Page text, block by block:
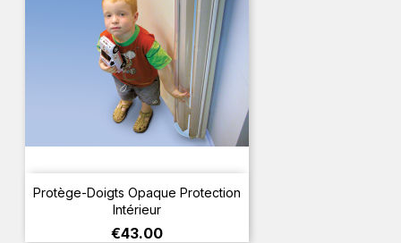
Protège-Doigts Opaque Protection
Intérieur
Price
€43.00